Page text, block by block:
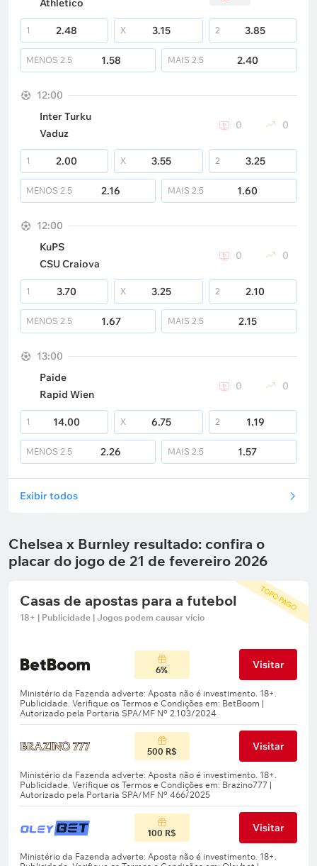
Athletico
1 2.48 X 3.15 2 3.85
MENOS 2.5 1.58 MAIS 2.5 2.40
12:00
Inter Turku
Vaduz
0 0
1 2.00 X 3.55 2 3.25
MENOS 2.5 2.16 MAIS 2.5 1.60
12:00
KuPS
CSU Craiova
0 0
1 3.70 X 3.25 2 2.10
MENOS 2.5 1.67 MAIS 2.5 2.15
13:00
Paide
Rapid Wien
0 0
1 14.00 X 6.75 2 1.19
MENOS 2.5 2.26 MAIS 2.5 1.57
Exibir todos
Chelsea x Burnley resultado: confira o
placar do jogo de 21 de fevereiro 2026
TOPO PAGO
Casas de apostas para a futebol
18+ | Publicidade | Jogos podem causar vício
6% Visitar
500 R$ Visitar
100 R$ Visitar